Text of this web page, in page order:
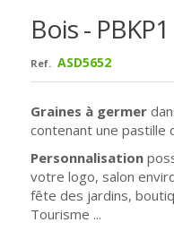
Bois - PBKP1
Ref. ASD5652
Graines à germer
contenant une pastille
Personnalisation
votre logo, salon
fête des jardins,
Tourisme ...